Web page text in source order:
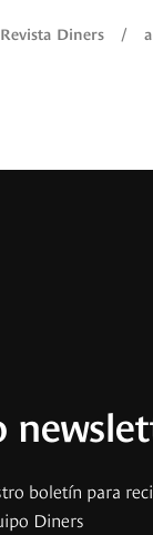
Revista Diners /
boletín para
Diners